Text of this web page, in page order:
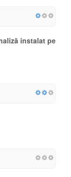
instalat pe